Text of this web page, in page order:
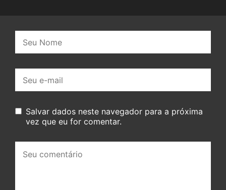
mail:
Salvar dados neste navegador para a próxima
vez que eu for comentar.
comentário: